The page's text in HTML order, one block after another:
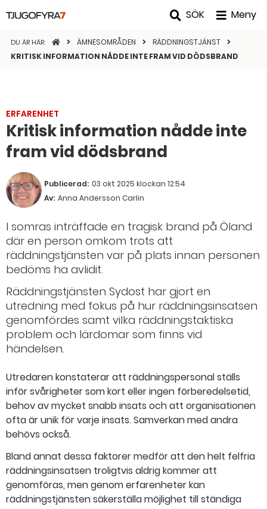
SÖK Meny
DU ÄR HÄR: STARTSIDANÄMNESOMRÅDEN
RÄDDNINGSTJÄNST
KRITISK INFORMATION NÅDDE INTE FRAM VID DÖDSBRAND
ERFARENHET
Kritisk information nådde inte
fram vid dödsbrand
Publicerad: 03 okt 2025 klockan 12:54
Av: Anna Andersson Carlin
I somras inträffade en tragisk brand på Öland
där en person omkom trots att
räddningstjänsten var på plats innan personen
bedöms ha avlidit.
Räddningstjänsten Sydost har gjort en
utredning med fokus på hur räddningsinsatsen
genomfördes samt vilka räddningstaktiska
problem och lärdomar som finns vid
händelsen.
Utredaren konstaterar att räddningspersonal ställs
inför svårigheter som kort eller ingen förberedelsetid,
behov av mycket snabb insats och att organisationen
ofta är unik för varje insats. Samverkan med andra
behövs också.
Bland annat dessa faktorer medför att den helt felfria
räddningsinsatsen troligtvis aldrig kommer att
genomföras, men genom erfarenheter kan
räddningstjänsten säkerställa möjlighet till ständiga